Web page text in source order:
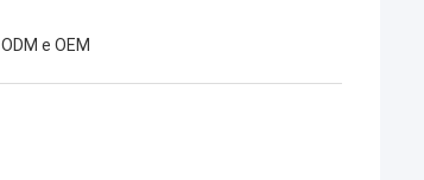
ODM e OEM